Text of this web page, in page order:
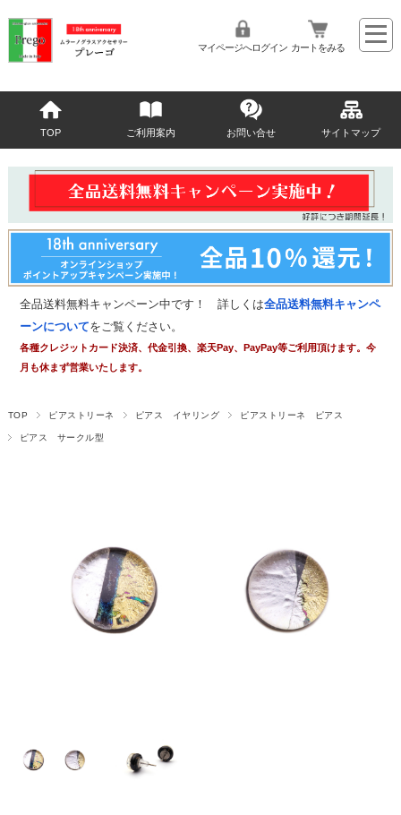
マイページへログイン カートをみる
TOP ご利用案内 お問い合せ サイトマップ
全品送料無料キャンペーン中です！ 詳しくは全品送料無料キャンペ
ーンについてをご覧ください。
各種クレジットカード決済、代金引換、楽天Pay、PayPay等ご利用頂けます。今
月も休まず営業いたします。
TOP ピアストリーネ ピアス イヤリング ピアストリーネ ピアス
ピアス サークル型